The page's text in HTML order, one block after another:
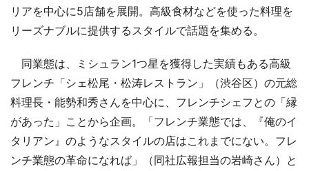
リアを中心に5店舗を展開。高級食材などを使った料理を
リーズナブルに提供するスタイルで話題を集める。
同業態は、ミシュラン1つ星を獲得した実績もある高級
フレンチ「シェ松尾・松涛レストラン」（渋谷区）の元総
料理長・能勢和秀さんを中心に、フレンチシェフとの「縁
があった」ことから企画。「フレンチ業態では、『俺のイ
タリアン』のようなスタイルの店はこれまでにない。フレ
ンチ業態の革命になれば」（同社広報担当の岩崎さん）と